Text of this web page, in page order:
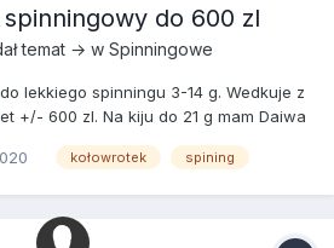
spinningowy do 600 zl
temat → w Spinningowe
lekkiego spinningu 3-14 g. Wedkuje z
+/- 600 zl. Na kiju do 21 g mam Daiwa
wziąć model 2500? Z góry dziękuję za
kołowrotek spining